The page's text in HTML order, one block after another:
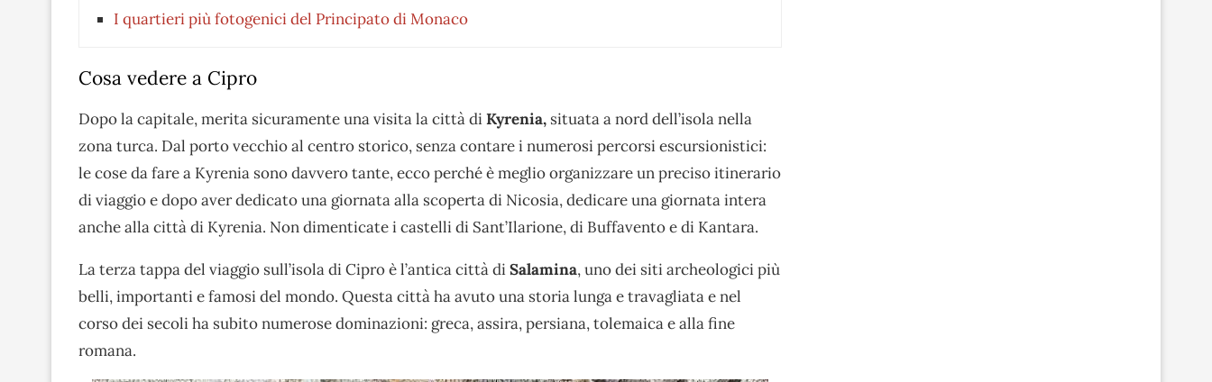
I quartieri più fotogenici del Principato di Monaco
Cosa vedere a Cipro
Dopo la capitale, merita sicuramente una visita la città diKyrenia, situata a nord dell’isola nella
zona turca. Dal porto vecchio al centro storico, senza contare i numerosi percorsi escursionistici:
le cose da fare a Kyrenia sono davvero tante, ecco perché è meglio organizzare un preciso itinerario
di viaggio e dopo aver dedicato una giornata alla scoperta di Nicosia, dedicare una giornata intera
anche alla città di Kyrenia. Non dimenticate i castelli di Sant’Ilarione, di Buffavento e di Kantara.
La terza tappa del viaggio sull’isola di Cipro è l’antica città diSalamina, uno dei siti archeologici più
belli, importanti e famosi del mondo. Questa città ha avuto una storia lunga e travagliata e nel
corso dei secoli ha subito numerose dominazioni: greca, assira, persiana, tolemaica e alla fine
romana.